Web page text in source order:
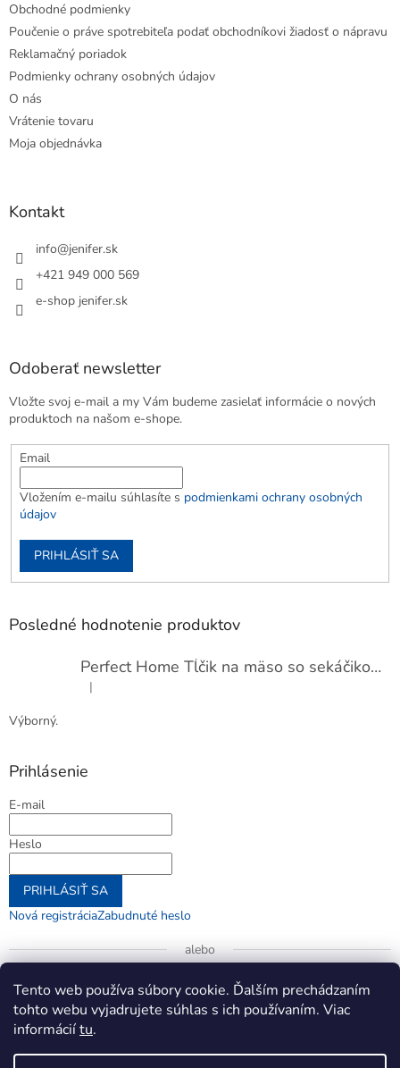
Tento web používa súbory cookie. Ďalším prechádzaním
tohto webu vyjadrujete súhlas s ich používaním. Viac
informáciítu.
Obchodné podmienky
Poučenie o práve spotrebiteľa podať obchodníkovi žiadosť o nápravu
Reklamačný poriadok
Podmienky ochrany osobných údajov
O nás
Vrátenie tovaru
Moja objednávka
Kontakt
info@jenifer.sk
+421 949 000 569
e-shop jenifer.sk
Odoberať newsletter
Vložte svoj e-mail a my Vám budeme zasielať informácie o nových
produktoch na našom e-shope.
Email
Vložením e-mailu súhlasíte s podmienkami ochrany osobných
údajov
PRIHLÁSIŤ SA
Posledné hodnotenie produktov
Perfect Home Tĺčik na mäso so sekáčikom, 56893
Hodnotenie produktu je 5 z 5 hviezdičiek.
|
Výborný.
Prihlásenie
E-mail
Heslo
PRIHLÁSIŤ SA
Nová registráciaZabudnuté heslo
alebo
Prihlásiť sa cez Google